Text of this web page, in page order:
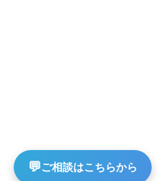
💬ご相談はこちらから